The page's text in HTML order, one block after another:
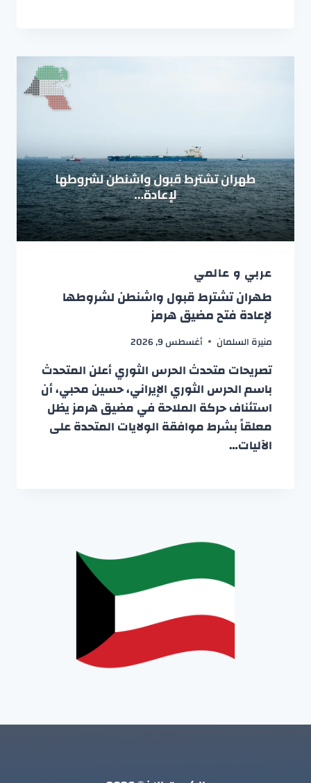
عربي و عالمي
طهران تشترط قبول واشنطن لشروطها
لإعادة فتح مضيق هرمز
منيرة السلمان أغسطس 9, 2026
تصريحات متحدث الحرس الثوري أعلن المتحدث
باسم الحرس الثوري الإيراني، حسين محبي، أن
استئناف حركة الملاحة في مضيق هرمز يظل
معلقاً بشرط موافقة الولايات المتحدة على
الآليات…